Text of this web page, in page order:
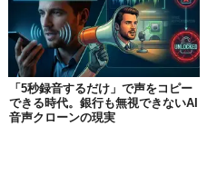
「5秒録音するだけ」で声をコピー
できる時代。銀行も無視できないAI
音声クローンの現実